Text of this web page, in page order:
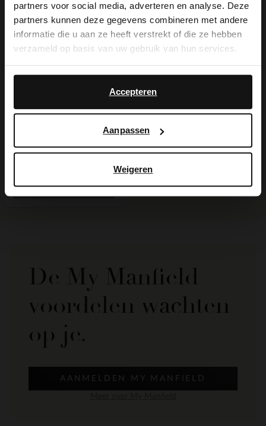
partners voor social media, adverteren en analyse. Deze
partners kunnen deze gegevens combineren met andere
informatie die u aan ze heeft verstrekt of die ze hebben
verzameld op basis van uw gebruik van hun services.
Accepteren
Aanpassen
Weigeren
Goudkleurige stalen schakelketting
19.99
STAINLESS STEEL
BESTEL MEE
De My Manfield
voordelen wachten
op je.
AANMELDEN MY MANFIELD
It looks like your language isn't Dutch. Would
you like to switch to English?
English